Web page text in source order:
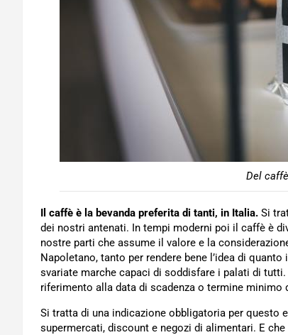
Del
Il caffè è la bevanda preferita di tanti, in Italia. Si
dei nostri antenati. In tempi moderni poi il caffè è
nostre parti che assume il valore e la
Napoletano, tanto per rendere bene l’idea di
svariate marche capaci di soddisfare i palati di
riferimento alla data di scadenza o termine minimo
Si tratta di una indicazione obbligatoria per
supermercati, discount e negozi di alimentari. E